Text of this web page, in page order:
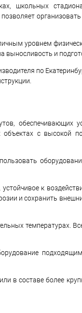
школьных
уровнем
выносливость и
по
обеспечивающих
с высокой
, устойчивое к
и сохранить
температурах.
в составе более